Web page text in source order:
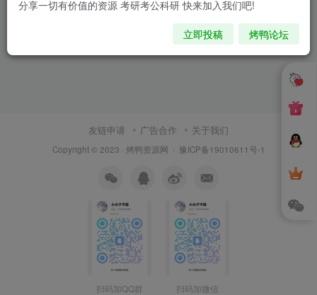
友链申请 广告合作 关于我们
Copyright © 2023 · 烤鸭资源网 · 豫ICP备19010611号-1
扫码加QQ群 扫码加微信
分享一切有价值的资源 考研考公科研 快来加入我们吧!
立即投稿 烤鸭论坛